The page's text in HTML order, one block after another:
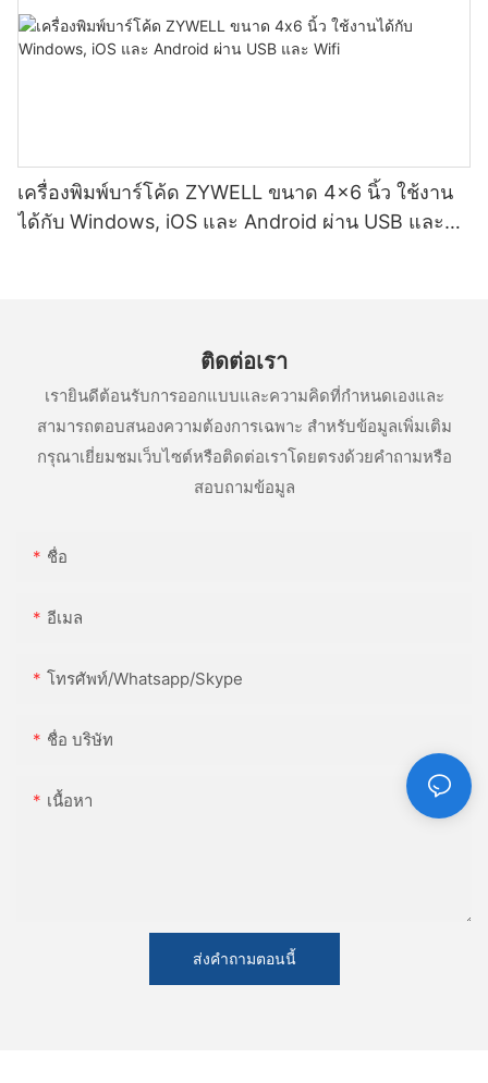
เครื่องพิมพ์บาร์โค้ด ZYWELL ขนาด 4x6 นิ้ว ใช้งาน
ได้กับ Windows, iOS และ Android ผ่าน USB และ
ติดต่อเรา
เรายินดีต้อนรับการออกแบบและความคิดที่กำหนดเองและ
สามารถตอบสนองความต้องการเฉพาะ สำหรับข้อมูลเพิ่มเติม
กรุณาเยี่ยมชมเว็บไซต์หรือติดต่อเราโดยตรงด้วยคำถามหรือ
สอบถามข้อมูล
ชื่อ
อีเมล
โทรศัพท์/whatsapp/skype
ชื่อ บริษัท
เนื้อหา
ส่งคำถามตอนนี้